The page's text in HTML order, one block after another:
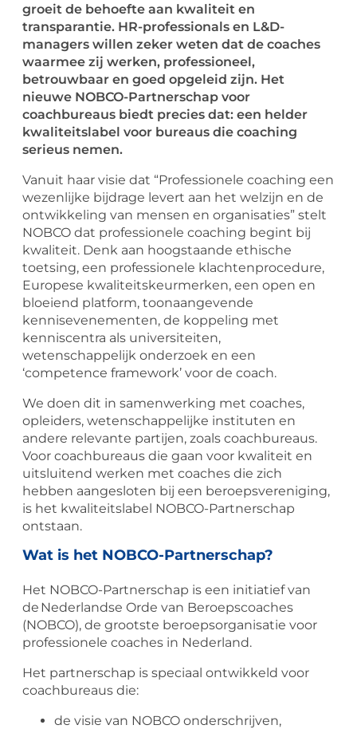
groeit de behoefte aan kwaliteit en
transparantie. HR-professionals en L&D-
managers willen zeker weten dat de coaches
waarmee zij werken, professioneel,
betrouwbaar en goed opgeleid zijn. Het
nieuwe NOBCO-Partnerschap voor
coachbureaus biedt precies dat: een helder
kwaliteitslabel voor bureaus die coaching
serieus nemen.
Vanuit haar visie dat “Professionele coaching een
wezenlijke bijdrage levert aan het welzijn en de
ontwikkeling van mensen en organisaties” stelt
NOBCO dat professionele coaching begint bij
kwaliteit. Denk aan hoogstaande ethische
toetsing, een professionele klachtenprocedure,
Europese kwaliteitskeurmerken, een open en
bloeiend platform, toonaangevende
kennisevenementen, de koppeling met
kenniscentra als universiteiten,
wetenschappelijk onderzoek en een
‘competence framework’ voor de coach.
We doen dit in samenwerking met coaches,
opleiders, wetenschappelijke instituten en
andere relevante partijen, zoals coachbureaus.
Voor coachbureaus die gaan voor kwaliteit en
uitsluitend werken met coaches die zich
hebben aangesloten bij een beroepsvereniging,
is het kwaliteitslabel NOBCO-Partnerschap
ontstaan.
Wat is het NOBCO-Partnerschap?
Het NOBCO-Partnerschap is een initiatief van
de Nederlandse Orde van Beroepscoaches
(NOBCO), de grootste beroepsorganisatie voor
professionele coaches in Nederland.
Het partnerschap is speciaal ontwikkeld voor
coachbureaus die:
de visie van NOBCO onderschrijven,